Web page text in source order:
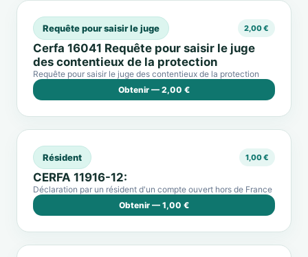
Requête pour saisir le juge 2,00 €
Cerfa 16041 Requête pour saisir le juge
des contentieux de la protection
Requête pour saisir le juge des contentieux de la protection
Obtenir — 2,00 €
Résident 1,00 €
CERFA 11916-12:
Déclaration par un résident d'un compte ouvert hors de France
Obtenir — 1,00 €